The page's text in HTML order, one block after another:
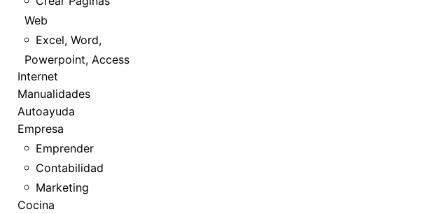
Web
Excel, Word,
Powerpoint, Access
Internet
Manualidades
Autoayuda
Empresa
Emprender
Contabilidad
Marketing
Cocina